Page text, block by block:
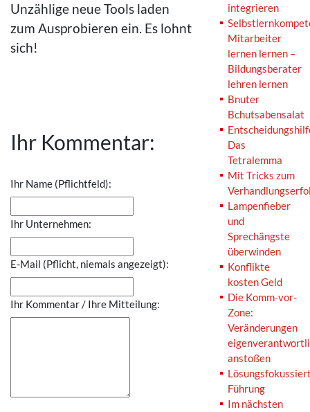
Unzählige neue Tools laden
zum Ausprobieren ein. Es lohnt
sich!
Ihr Kommentar:
Ihr Name (Pflichtfeld):
Ihr Unternehmen:
E-Mail (Pflicht, niemals angezeigt):
Ihr Kommentar / Ihre Mitteilung:
integrieren
Mitarbeiter
lernen lernen –
Bildungsberater
lehren lernen
Bnuter
Bchutsabensalat
Das
Tetralemma
Mit Tricks zum
Lampenfieber
und
Sprechängste
überwinden
Konflikte
kosten Geld
Die Komm-vor-
Zone:
Veränderungen
anstoßen
Führung
Im nächsten